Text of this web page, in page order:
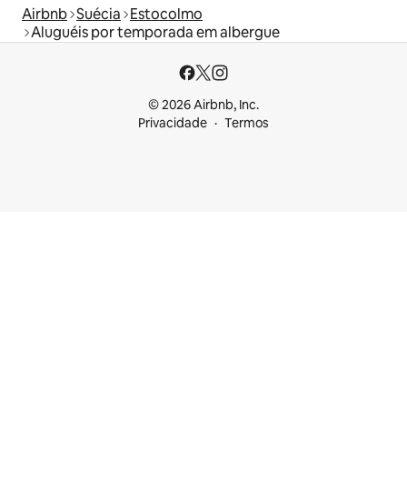
Airbnb Suécia Estocolmo
Aluguéis por temporada em albergue
© 2026 Airbnb, Inc.
Privacidade
Termos